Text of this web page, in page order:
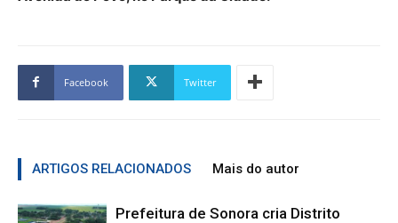
Facebook Twitter
ARTIGOS RELACIONADOS Mais do autor
Prefeitura de Sonora cria Distrito